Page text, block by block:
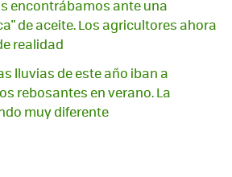
encontrábamos ante una
de aceite. Los agricultores ahora
realidad
lluvias de este año iban a
rebosantes en verano. La
muy diferente